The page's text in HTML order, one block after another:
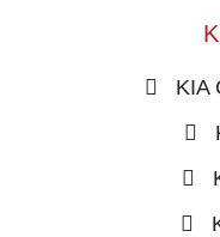
KIA